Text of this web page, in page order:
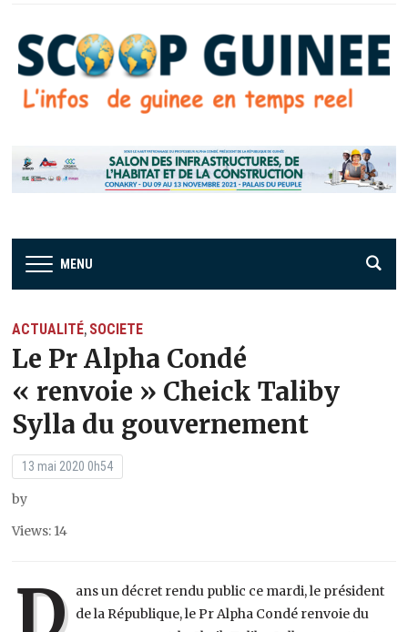
MENU
ACTUALITÉ, SOCIETE
Le Pr Alpha Condé
« renvoie » Cheick Taliby
Sylla du gouvernement
13 mai 2020 0h54
by
Views: 14
D ans un décret rendu public ce mardi, le président
de la République, le Pr Alpha Condé renvoie du